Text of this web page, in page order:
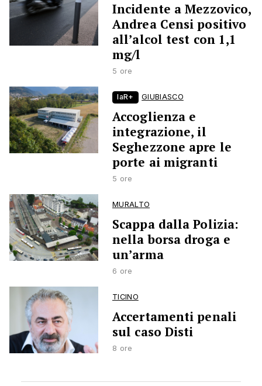
Incidente a Mezzovico,
Andrea Censi positivo
all’alcol test con 1,1
mg/l
5 ore
laR+ GIUBIASCO
Accoglienza e
integrazione, il
Seghezzone apre le
porte ai migranti
5 ore
MURALTO
Scappa dalla Polizia:
nella borsa droga e
un’arma
6 ore
TICINO
Accertamenti penali
sul caso Disti
8 ore